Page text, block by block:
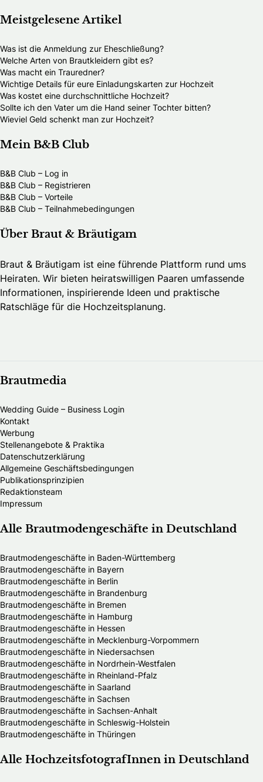
Meistgelesene Artikel
Was ist die Anmeldung zur Eheschließung?
Welche Arten von Brautkleidern gibt es?
Was macht ein Trauredner?
Wichtige Details für eure Einladungskarten zur Hochzeit
Was kostet eine durchschnittliche Hochzeit?
Sollte ich den Vater um die Hand seiner Tochter bitten?
Wieviel Geld schenkt man zur Hochzeit?
Mein B&B Club
B&B Club – Log in
B&B Club – Registrieren
B&B Club – Vorteile
B&B Club – Teilnahmebedingungen
Über Braut & Bräutigam
Braut & Bräutigam ist eine führende Plattform rund ums
Heiraten. Wir bieten heiratswilligen Paaren umfassende
Informationen, inspirierende Ideen und praktische
Ratschläge für die Hochzeitsplanung.
Brautmedia
Wedding Guide – Business Login
Kontakt
Werbung
Stellenangebote & Praktika
Datenschutzerklärung
Allgemeine Geschäftsbedingungen
Publikationsprinzipien
Redaktionsteam
Impressum
Alle Brautmodengeschäfte in Deutschland
Brautmodengeschäfte in Baden-Württemberg
Brautmodengeschäfte in Bayern
Brautmodengeschäfte in Berlin
Brautmodengeschäfte in Brandenburg
Brautmodengeschäfte in Bremen
Brautmodengeschäfte in Hamburg
Brautmodengeschäfte in Hessen
Brautmodengeschäfte in Mecklenburg-Vorpommern
Brautmodengeschäfte in Niedersachsen
Brautmodengeschäfte in Nordrhein-Westfalen
Brautmodengeschäfte in Rheinland-Pfalz
Brautmodengeschäfte in Saarland
Brautmodengeschäfte in Sachsen
Brautmodengeschäfte in Sachsen-Anhalt
Brautmodengeschäfte in Schleswig-Holstein
Brautmodengeschäfte in Thüringen
Alle HochzeitsfotografInnen in Deutschland